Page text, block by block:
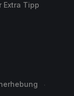
Extra Tipp